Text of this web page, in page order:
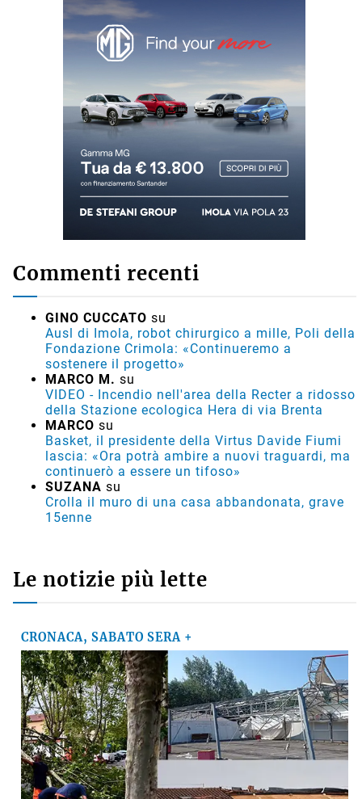
Commenti recenti
GINO CUCCATO su
Ausl di Imola, robot chirurgico a mille, Poli della
Fondazione Crimola: «Continueremo a
sostenere il progetto»
MARCO M. su
VIDEO - Incendio nell'area della Recter a ridosso
della Stazione ecologica Hera di via Brenta
MARCO su
Basket, il presidente della Virtus Davide Fiumi
lascia: «Ora potrà ambire a nuovi traguardi, ma
continuerò a essere un tifoso»
SUZANA su
Crolla il muro di una casa abbandonata, grave
15enne
Le notizie più lette
CRONACA, SABATO SERA +